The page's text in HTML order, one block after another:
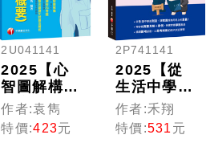
2U041141
2025【心
智圖解構】
警察法規
(含概要)考
點攻略（警
作者:袁雋
特價:423元
2P741141
2025【從
生活中學習
刑法】實
務、案例一
次整合！地
作者:禾翔
特價:531 元